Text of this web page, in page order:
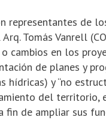
representantes de
Tomás Vanrell
cambios en los
de planes y
hídricas) y “no
del
de ampliar sus